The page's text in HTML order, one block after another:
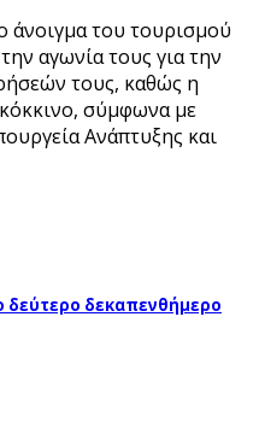
άνοιγμα του τουρισμού
αγωνία τους για την
τους, καθώς η
σύμφωνα με
Ανάπτυξης και
δεύτερο δεκαπενθήμερο